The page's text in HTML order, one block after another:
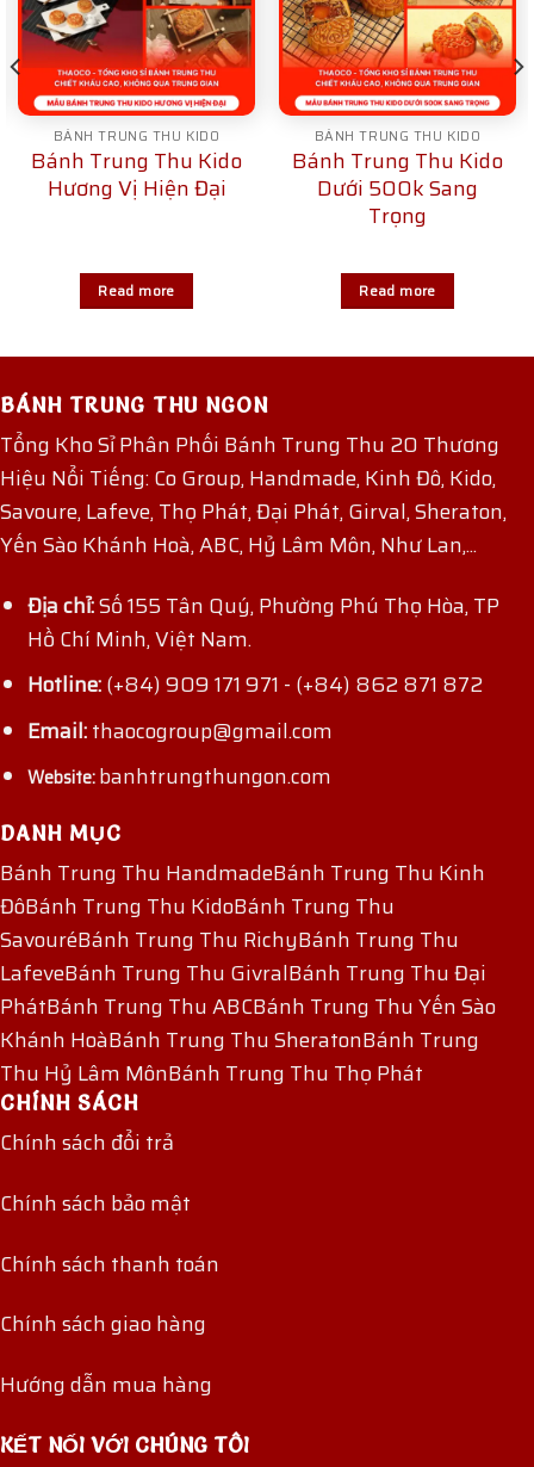
BÁNH TRUNG THU KIDO
Bánh Trung Thu Kido
Hương Vị Hiện Đại
Read more
BÁNH TRUNG THU KIDO
Bánh Trung Thu Kido
Dưới 500k Sang
Trọng
Read more
BÁNH TRUNG THU NGON
Tổng Kho Sỉ Phân Phối Bánh Trung Thu 20 Thương
Hiệu Nổi Tiếng: Co Group, Handmade, Kinh Đô, Kido,
Savoure, Lafeve, Thọ Phát, Đại Phát, Girval, Sheraton,
Yến Sào Khánh Hoà, ABC, Hỷ Lâm Môn, Như Lan,...
Địa chỉ:Số 155 Tân Quý, Phường Phú Thọ Hòa, TP
Hồ Chí Minh, Việt Nam.
Hotline:(+84) 909 171 971 - (+84) 862 871 872
Email:thaocogroup@gmail.com
Website:banhtrungthungon.com
DANH MỤC
Bánh Trung Thu HandmadeBánh Trung Thu Kinh
ĐôBánh Trung Thu KidoBánh Trung Thu
SavouréBánh Trung Thu RichyBánh Trung Thu
LafeveBánh Trung Thu GivralBánh Trung Thu Đại
PhátBánh Trung Thu ABCBánh Trung Thu Yến Sào
Khánh HoàBánh Trung Thu SheratonBánh Trung
Thu Hỷ Lâm MônBánh Trung Thu Thọ Phát
CHÍNH SÁCH
Chính sách đổi trả
Chính sách bảo mật
Chính sách thanh toán
Chính sách giao hàng
Hướng dẫn mua hàng
KẾT NỐI VỚI CHÚNG TÔI